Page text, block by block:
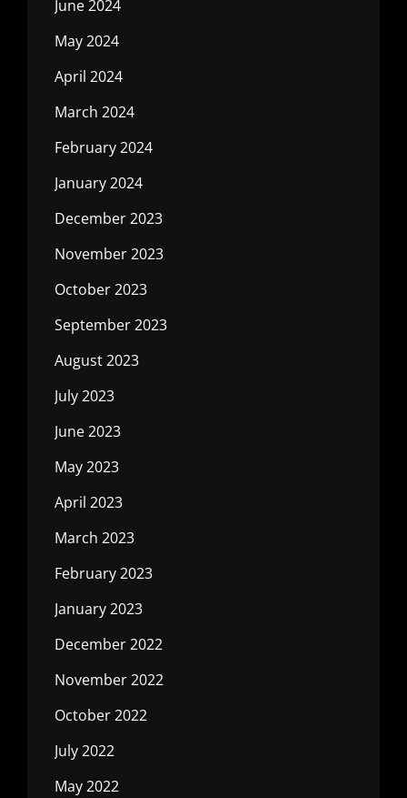
June 2024
May 2024
April 2024
March 2024
February 2024
January 2024
December 2023
November 2023
October 2023
September 2023
August 2023
July 2023
June 2023
May 2023
April 2023
March 2023
February 2023
January 2023
December 2022
November 2022
October 2022
July 2022
May 2022